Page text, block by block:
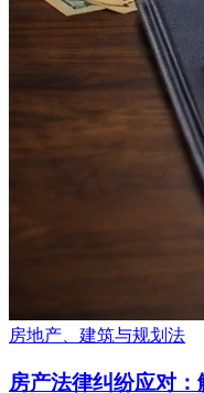
房地产、建筑与规划法
房产法律纠纷应对